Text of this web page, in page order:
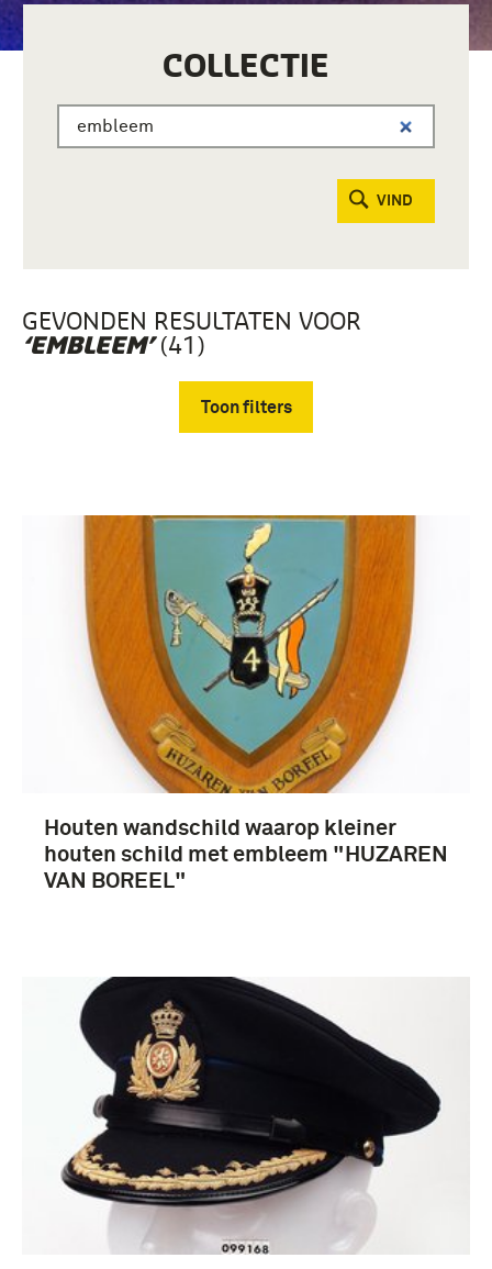
COLLECTIE
VIND
GEVONDEN RESULTATEN VOOR
‘EMBLEEM’(41)
Toon filters
hoofddeksels (10)
Huzaren van Boreel (41)
cavalerie (16)
Aan- en Afvoertroepen (6)
Nederland (13)
Houten wandschild waarop kleiner
houten schild met embleem "HUZAREN
VAN BOREEL"